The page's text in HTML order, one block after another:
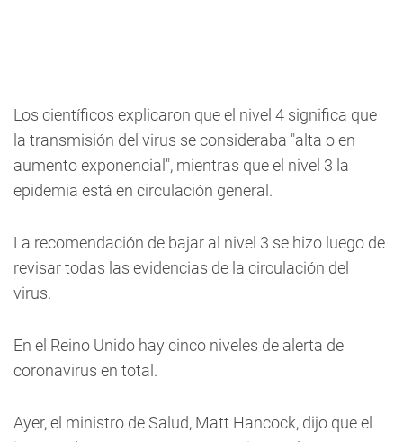
Los científicos explicaron que el nivel 4 significa que
la transmisión del virus se consideraba "alta o en
aumento exponencial", mientras que el nivel 3 la
epidemia está en circulación general.
La recomendación de bajar al nivel 3 se hizo luego de
revisar todas las evidencias de la circulación del
virus.
En el Reino Unido hay cinco niveles de alerta de
coronavirus en total.
Ayer, el ministro de Salud, Matt Hancock, dijo que el